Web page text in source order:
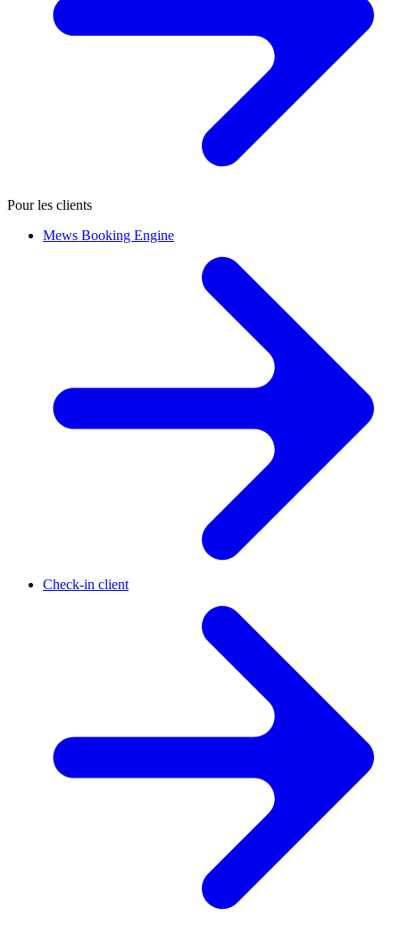
Pour les clients
Mews Booking Engine
Check-in client